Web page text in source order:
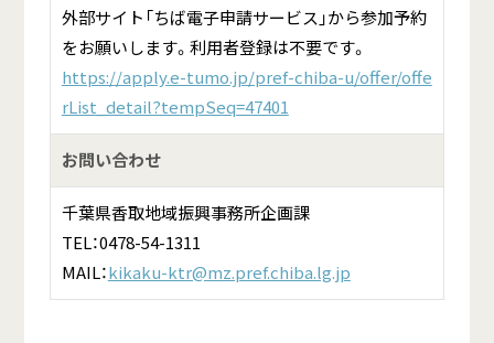
外部サイト「ちば電子申請サービス」から参加予約
をお願いします。利用者登録は不要です。
https://apply.e-tumo.jp/pref-chiba-u/offer/offe
rList_detail?tempSeq=47401
お問い合わせ
千葉県香取地域振興事務所企画課
TEL：0478-54-1311
MAIL：kikaku-ktr@mz.pref.chiba.lg.jp